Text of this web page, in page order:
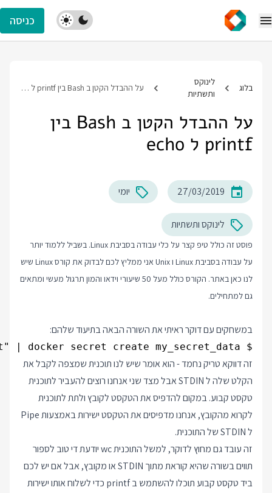
כניסה
בלוג
לינוקס
ותשתיות
על ההבדל הקטן ב Bash בין printf ל echo
על ההבדל הקטן ב Bash בין
printf ל echo
27/03/2019 יומי
לינוקס ותשתיות
פוסט זה כולל טיפ קצר על כלי עבודה בסביבת Linux. בשביל ללמוד יותר
על עבודה בסביבת Linux ו Unix אני ממליץ לכם לבדוק את
קורס Linux
שיש
לנו כאן באתר. הקורס כולל מעל 50 שיעורי וידאו והמון תרגול מעשי ומתאים
גם למתחילים.
במשחקים עם דוקר ראיתי את השורה הבאה בתיעוד שלהם:
$ printf "This is a secret" | docker secret create my_secret_data -
זה דווקא טריק נחמד - הוא אומר שיש לנו תוכנית שמצפה לקבל את
הקלט שלה ל STDIN אבל מצד שני אנחנו רוצים להעביר לתוכנית
טקסט קבוע. במקום להדפיס את הטקסט לקובץ ולתת לתוכנית
לקרוא מהקובץ, אנחנו מדפיסים את הטקסט ישירות באמצעות Pipe
ל STDIN של התוכנית.
זה עובד גם מחוץ לדוקר, למשל התוכנית wc יודעת די טוב לספור
תווים בשורה שהיא קוראת מתוך STDIN או מקובץ, אבל אם יש לכם
ביד טקסט קבוע תוכלו להשתמש ב printf כדי לשלוח אותו ישירות